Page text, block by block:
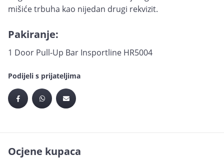
mišiće trbuha kao nijedan drugi rekvizit.
Pakiranje:
1 Door Pull-Up Bar Insportline HR5004
Podijeli s prijateljima
Ocjene kupaca